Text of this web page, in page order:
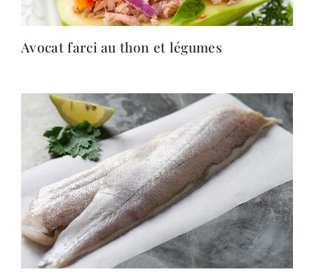
Avocat farci au thon et légumes